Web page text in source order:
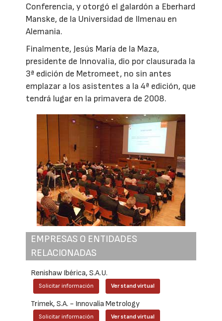
Conferencia, y otorgó el galardón a Eberhard
Manske, de la Universidad de Ilmenau en
Alemania.
Finalmente, Jesús María de la Maza,
presidente de Innovalia, dio por clausurada la
3ª edición de Metromeet, no sin antes
emplazar a los asistentes a la 4ª edición, que
tendrá lugar en la primavera de 2008.
EMPRESAS O ENTIDADES
RELACIONADAS
Renishaw Ibérica, S.A.U.
Solicitar información Ver stand virtual
Trimek, S.A. - Innovalia Metrology
Solicitar información Ver stand virtual